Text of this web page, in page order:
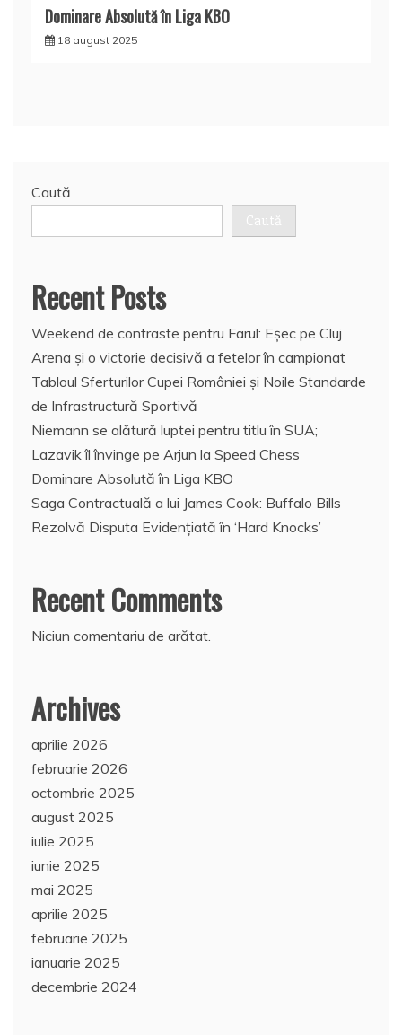
Dominare Absolută în Liga KBO
18 august 2025
Caută
Caută
Recent Posts
Weekend de contraste pentru Farul: Eșec pe Cluj
Arena și o victorie decisivă a fetelor în campionat
Tabloul Sferturilor Cupei României și Noile Standarde
de Infrastructură Sportivă
Niemann se alătură luptei pentru titlu în SUA;
Lazavik îl învinge pe Arjun la Speed Chess
Dominare Absolută în Liga KBO
Saga Contractuală a lui James Cook: Buffalo Bills
Rezolvă Disputa Evidențiată în ‘Hard Knocks’
Recent Comments
Niciun comentariu de arătat.
Archives
aprilie 2026
februarie 2026
octombrie 2025
august 2025
iulie 2025
iunie 2025
mai 2025
aprilie 2025
februarie 2025
ianuarie 2025
decembrie 2024